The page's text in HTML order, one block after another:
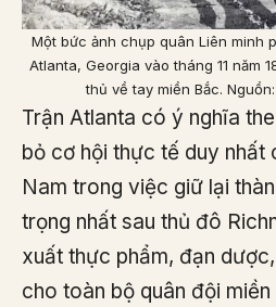
Một bức ảnh chụp quân Liên minh
Atlanta, Georgia vào tháng 11 năm
thủ về tay miền Bắc.
Trận Atlanta có ý nghĩa
bỏ cơ hội thực tế duy nhất
Nam trong việc giữ lại
trọng nhất sau thủ đô
xuất thực phẩm, đạn
cho toàn bộ quân đội